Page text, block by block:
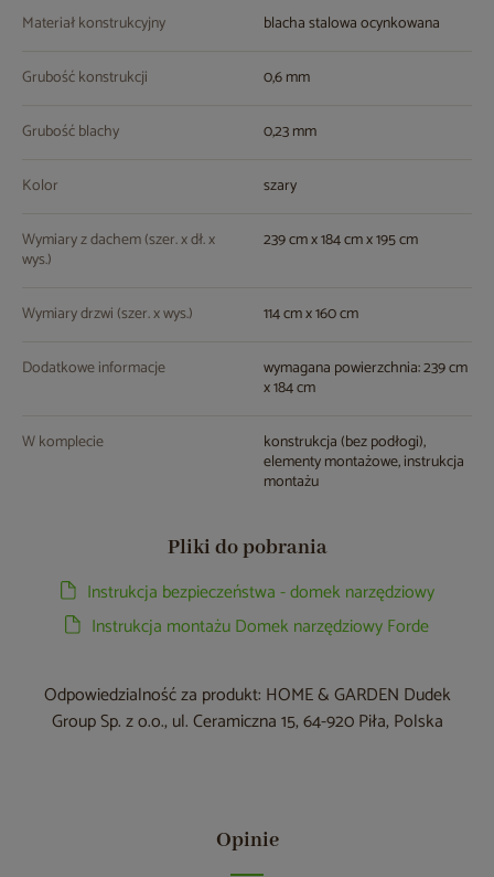
Materiał konstrukcyjny blacha stalowa ocynkowana
Grubość konstrukcji 0,6 mm
Grubość blachy 0,23 mm
Kolor szary
Wymiary z dachem (szer. x dł. x
wys.)
239 cm x 184 cm x 195 cm
Wymiary drzwi (szer. x wys.) 114 cm x 160 cm
Dodatkowe informacje wymagana powierzchnia: 239 cm
x 184 cm
W komplecie konstrukcja (bez podłogi),
elementy montażowe, instrukcja
montażu
Pliki do pobrania
Instrukcja bezpieczeństwa - domek narzędziowy
Instrukcja montażu Domek narzędziowy Forde
Odpowiedzialność za produkt: HOME & GARDEN Dudek
Group Sp. z o.o., ul. Ceramiczna 15, 64-920 Piła, Polska
Opinie